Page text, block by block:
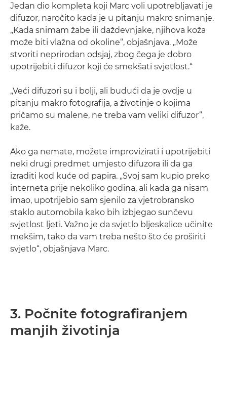
Jedan dio kompleta koji Marc voli upotrebljavati je
difuzor, naročito kada je u pitanju makro snimanje.
„Kada snimam žabe ili daždevnjake, njihova koža
može biti vlažna od okoline“, objašnjava. „Može
stvoriti neprirodan odsjaj, zbog čega je dobro
upotrijebiti difuzor koji će smekšati svjetlost.“
„Veći difuzori su i bolji, ali budući da je ovdje u
pitanju makro fotografija, a životinje o kojima
pričamo su malene, ne treba vam veliki difuzor“,
kaže.
Ako ga nemate, možete improvizirati i upotrijebiti
neki drugi predmet umjesto difuzora ili da ga
izraditi kod kuće od papira. „Svoj sam kupio preko
interneta prije nekoliko godina, ali kada ga nisam
imao, upotrijebio sam sjenilo za vjetrobransko
staklo automobila kako bih izbjegao sunčevu
svjetlost ljeti. Važno je da svjetlo bljeskalice učinite
mekšim, tako da vam treba nešto što će proširiti
svjetlo“, objašnjava Marc.
3. Počnite fotografiranjem
manjih životinja